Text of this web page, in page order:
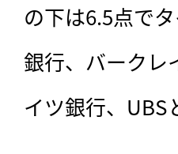
の下は6.5点で
銀行、バークレ
イツ銀行、